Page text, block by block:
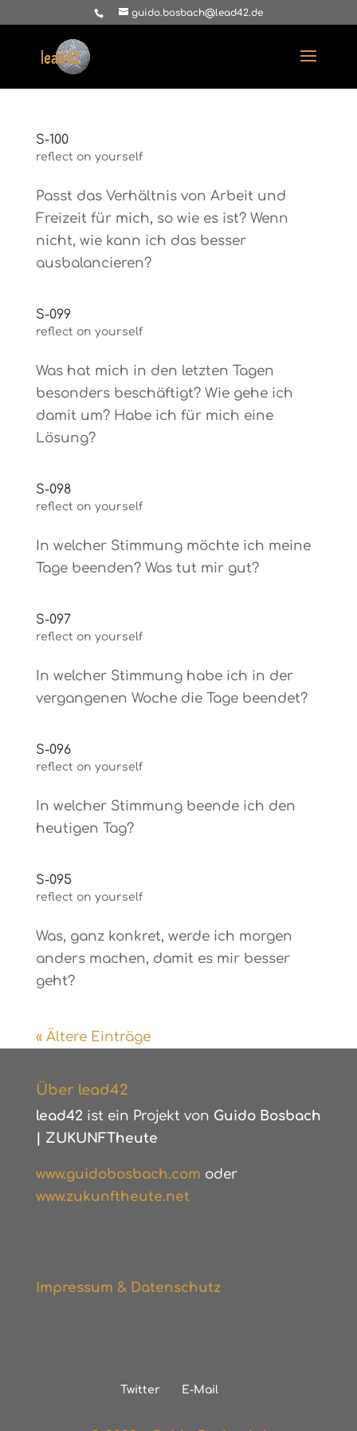
guido.bosbach@lead42.de
S-100
reflect on yourself
Passt das Verhältnis von Arbeit und
Freizeit für mich, so wie es ist? Wenn
nicht, wie kann ich das besser
ausbalancieren?
S-099
reflect on yourself
Was hat mich in den letzten Tagen
besonders beschäftigt? Wie gehe ich
damit um? Habe ich für mich eine
Lösung?
S-098
reflect on yourself
In welcher Stimmung möchte ich meine
Tage beenden? Was tut mir gut?
S-097
reflect on yourself
In welcher Stimmung habe ich in der
vergangenen Woche die Tage beendet?
S-096
reflect on yourself
In welcher Stimmung beende ich den
heutigen Tag?
S-095
reflect on yourself
Was, ganz konkret, werde ich morgen
anders machen, damit es mir besser
geht?
« Ältere Einträge
Über lead42
lead42 ist ein Projekt von Guido Bosbach
ZUKUNFTheute
www.guidobosbach.com oder
www.zukunftheute.net
Impressum & Datenschutz
Twitter E-Mail